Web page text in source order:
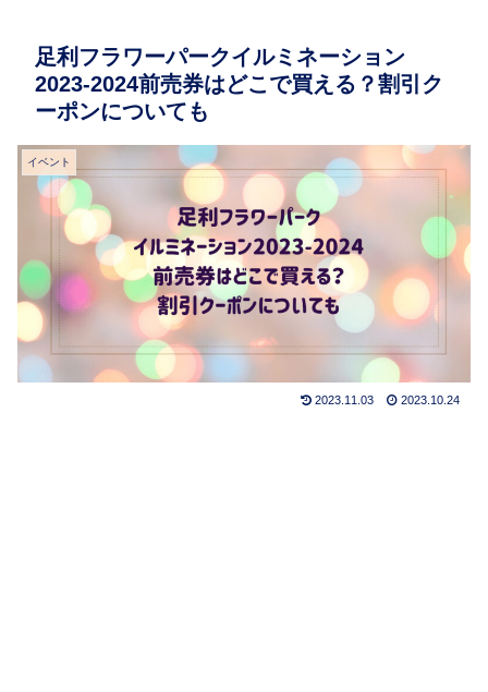
足利フラワーパークイルミネーション
2023-2024前売券はどこで買える？割引ク
ーポンについても
イベント
2023.11.03 2023.10.24